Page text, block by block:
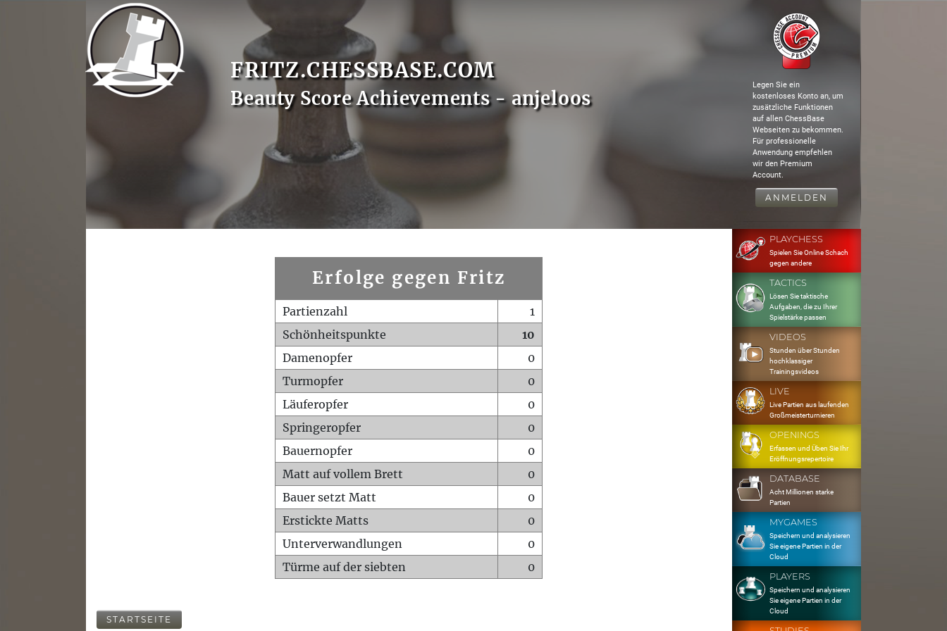
FRITZ.CHESSBASE.COM
Beauty Score Achievements - anjeloos
Legen Sie ein
kostenloses Konto an, um
zusätzliche Funktionen
auf allen ChessBase
Webseiten zu bekommen.
Für professionelle
Anwendung empfehlen
wir den Premium
Account.
ANMELDEN
Erfolge gegen Fritz
Partienzahl
1
Schönheitspunkte
10
Damenopfer
0
Turmopfer
0
Läuferopfer
0
Springeropfer
0
Bauernopfer
0
Matt auf vollem Brett
0
Bauer setzt Matt
0
Erstickte Matts
0
Unterverwandlungen
0
Türme auf der siebten
0
STARTSEITE
PLAYCHESS
Spielen Sie Online Schach
gegen andere
TACTICS
Lösen Sie taktische
Aufgaben, die zu Ihrer
Spielstärke passen
VIDEOS
Stunden über Stunden
hochklassiger
Trainingsvideos
LIVE
Live Partien aus laufenden
Großmeisterturnieren
OPENINGS
Erfassen und Üben Sie Ihr
Eröffnungsrepertoire
DATABASE
Acht Millionen starke
Partien
MYGAMES
Speichern und analysieren
Sie eigene Partien in der
Cloud
PLAYERS
Speichern und analysieren
Sie eigene Partien in der
Cloud